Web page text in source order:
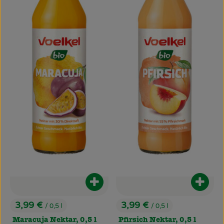
, Preis:
3,99 € / 0,5 l
Maracuja Nektar, 0,5 l
Produkt zum Warenkorb
, Preis:
3,99 € / 0,5 l
Pfirsich Nektar, 0,5 l